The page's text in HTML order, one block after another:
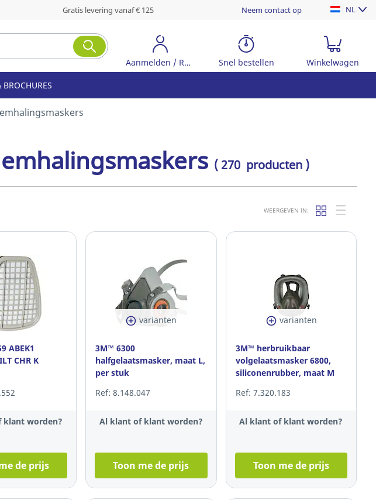
Gratis levering vanaf € 125 Neem contact op NL
Aanmelden / Registreer Snel bestellen Winkelwagen
( 270 producten )
WEERGEVEN IN:
ABEK1
CHR K
klant worden?
de prijs
varianten
3M™ 6300
halfgelaatsmasker, maat L,
per stuk
Ref: 8.148.047
Al klant of klant worden?
Toon me de prijs
varianten
3M™ herbruikbaar
volgelaatsmasker 6800,
siliconenrubber, maat M
Ref: 7.320.183
Al klant of klant worden?
Toon me de prijs